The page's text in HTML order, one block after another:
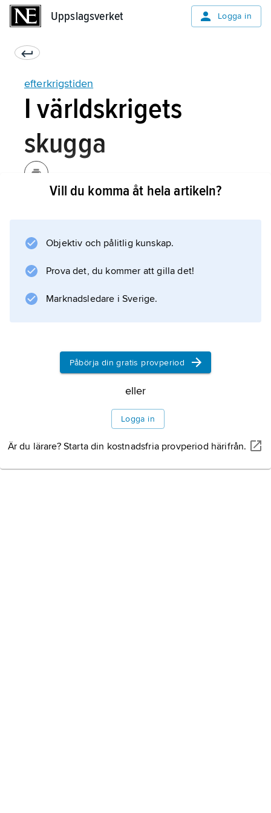
Uppslagsverket Logga in
efterkrigstiden
I världskrigets
skugga
och det kejserliga Japan några månader
senare. Glädjen grumlades av vetskapen om
att miljontals människor fått sätta livet till,
skådad omfattning. Text- och bildreportage
Vill du komma åt hela artikeln?
Objektiv och pålitlig kunskap.
Prova det, du kommer att gilla det!
Marknadsledare i Sverige.
Påbörja din gratis provperiod
eller
Logga in
Är du lärare? Starta din kostnadsfria provperiod härifrån.